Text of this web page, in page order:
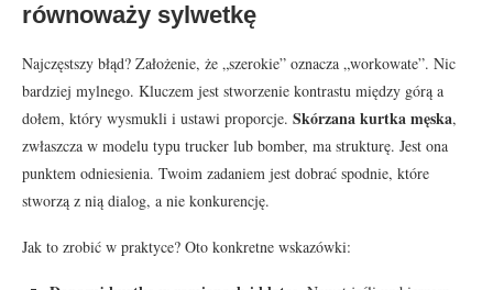
równoważy sylwetkę
Najczęstszy błąd? Założenie, że „szerokie” oznacza „workowate”. Nic
bardziej mylnego. Kluczem jest stworzenie kontrastu między górą a
dołem, który wysmukli i ustawi proporcje. Skórzana kurtka męska,
zwłaszcza w modelu typu trucker lub bomber, ma strukturę. Jest ona
punktem odniesienia. Twoim zadaniem jest dobrać spodnie, które
stworzą z nią dialog, a nie konkurencję.
Jak to zrobić w praktyce? Oto konkretne wskazówki: